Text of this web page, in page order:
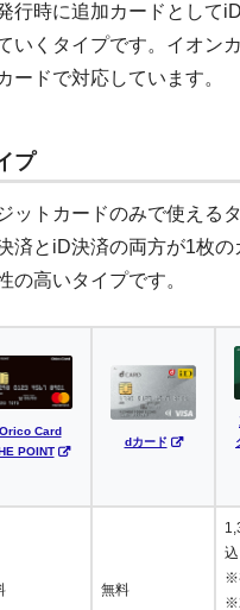
行時に追加カードとして
いくタイプです。イオン
ードで対応しています。
プ
ットカードのみで使えるタ
済とiD決済の両方が1枚の
の高いタイプです。
Orico Card
POINT
dカード
無料
込
※